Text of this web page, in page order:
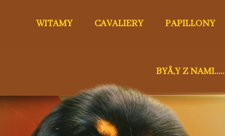
WITAMY CAVALIERY PAPILLONY
BYÅ‚Y Z NAMI.....